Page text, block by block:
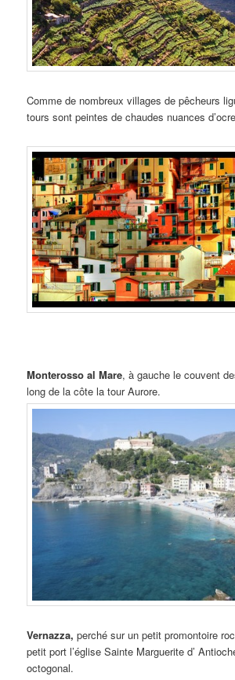
Comme de nombreux villages de pêcheurs
tours sont peintes de chaudes nuances
Monterosso al Mare, à gauche le couvent
long de la côte la tour Aurore.
Vernazza,perché sur un petit promontoire
petit port l’église Sainte Marguerite d’
octogonal.